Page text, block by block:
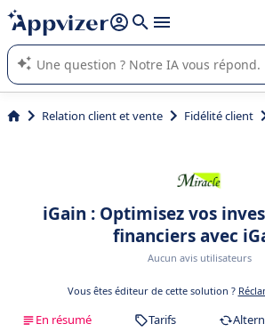
répondre (plusieurs lignes avec
L'IA de Appvizer vous guide dans l'utilisation
logiciel SaaS en entreprise.
Relation client et vente Fidélité client
iGain : Optimisez vos
financiers avec
Aucun avis utilisateurs
Vous êtes éditeur de cette solution ?
En résumé Tarifs